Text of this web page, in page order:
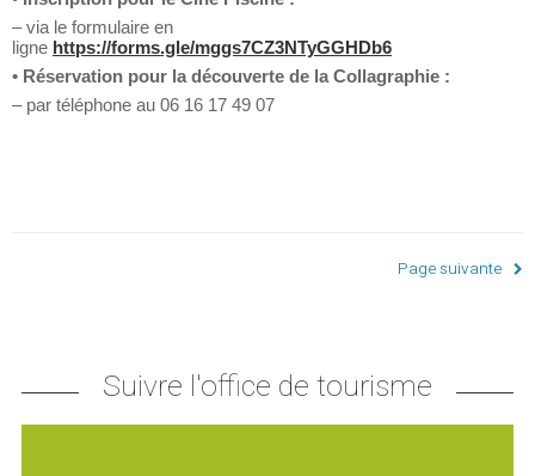
– via le formulaire en
ligne https://forms.gle/mggs7CZ3NTyGGHDb6
• Réservation pour la découverte de la Collagraphie :
– par téléphone au 06 16 17 49 07
Page suivante
Suivre l'office de tourisme